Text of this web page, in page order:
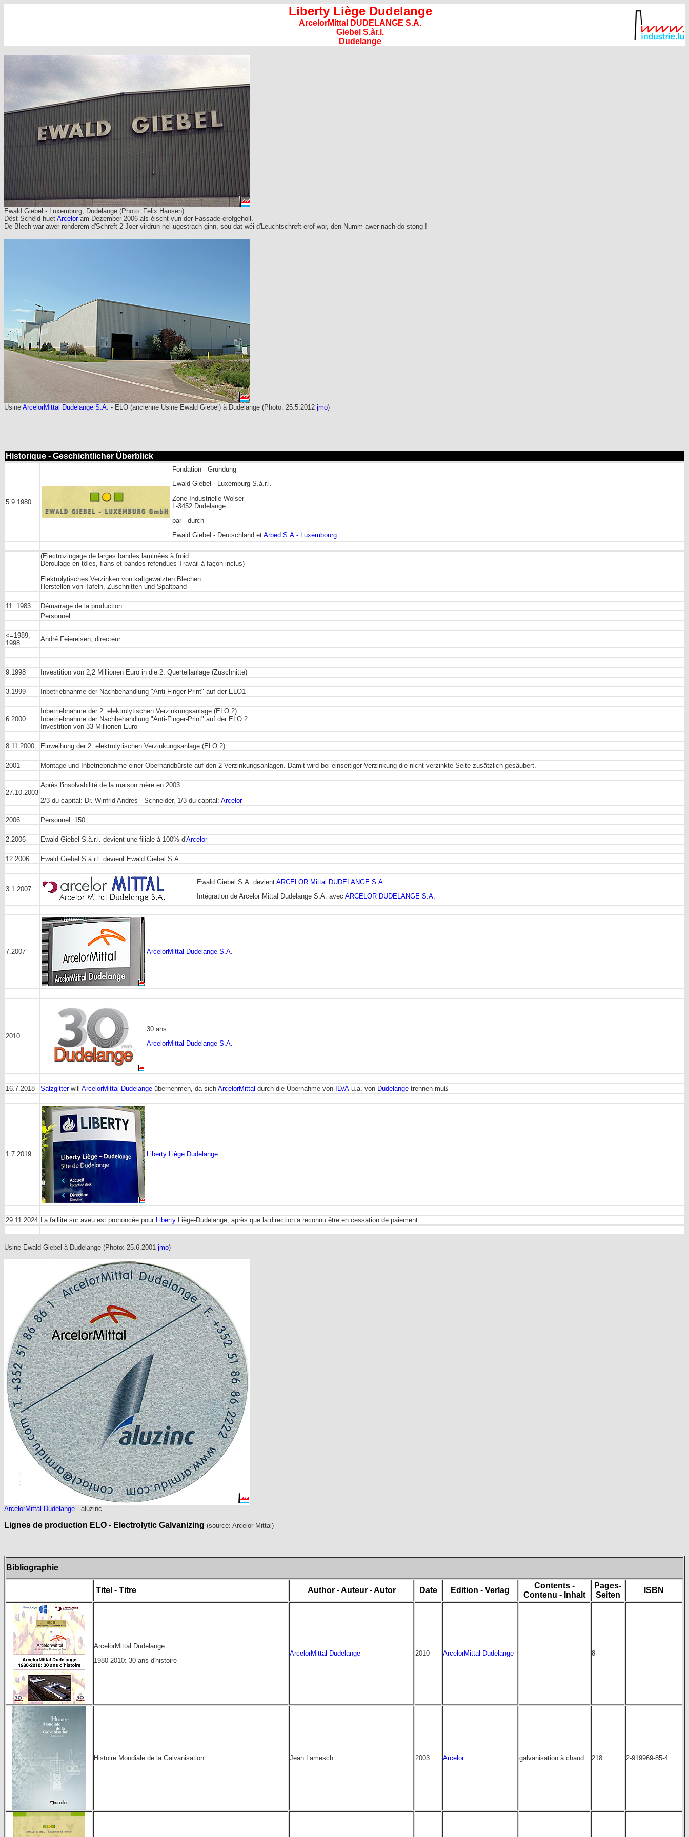
Liberty Liège Dudelange
ArcelorMittal DUDELANGE S.A.
Giebel S.àr.l.
Dudelange
Ewald Giebel - Luxemburg, Dudelange (Photo: Felix Hansen)
Dëst Schëld huet Arceloram Dezember 2006 als éischt vun der Fassade erofgeholl.
De Blech war awer ronderëm d'Schrëft 2 Joer virdrun nei ugestrach ginn, sou dat wéi d'Leuchtschrëft erof war, den Numm awer nach do stong !
Usine ArcelorMittal Dudelange S.A. - ELO (ancienne Usine Ewald Giebel) à Dudelange (Photo: 25.5.2012 jmo)
Historique - Geschichtlicher Überblick
5.9.1980
Fondation - Gründung
Ewald Giebel - Luxemburg S.à.r.l.
Zone Industrielle Wolser
L-3452 Dudelange
par - durch
Ewald Giebel - Deutschland et Arbed S.A.- Luxembourg
(Electrozingage de larges bandes laminées à froid
Déroulage en tôles, flans et bandes refendues Travail à façon inclus)
Elektrolytisches Verzinken von kaltgewalzten Blechen
Herstellen von Tafeln, Zuschnitten und Spaltband
11. 1983
Démarrage de la production
Personnel:
<=1989,
1998
André Feiereisen, directeur
9.1998 Investition von 2,2 Millionen Euro in die 2. Querteilanlage (Zuschnitte)
3.1999 Inbetriebnahme der Nachbehandlung "Anti-Finger-Print" auf der ELO1
6.2000
Inbetriebnahme der 2. elektrolytischen Verzinkungsanlage (ELO 2)
Inbetriebnahme der Nachbehandlung "Anti-Finger-Print" auf der ELO 2
Investition von 33 Millionen Euro
8.11.2000 Einweihung der 2. elektrolytischen Verzinkungsanlage (ELO 2)
2001 Montage und Inbetriebnahme einer Oberhandbürste auf den 2 Verzinkungsanlagen. Damit wird bei einseitiger Verzinkung die nicht verzinkte Seite zusätzlich gesäubert.
27.10.2003
Après l'insolvabilité de la maison mère en 2003
2/3 du capital: Dr. Winfrid Andres - Schneider, 1/3 du capital: Arcelor
2006 Personnel: 150
2.2006 Ewald Giebel S.à.r.l. devient une filiale à 100% d'Arcelor
12.2006 Ewald Giebel S.à.r.l. devient Ewald Giebel S.A.
3.1.2007
Ewald Giebel S.A. devient ARCELOR Mittal DUDELANGE S.A.
Intégration de Arcelor Mittal Dudelange S.A. avec ARCELOR DUDELANGE S.A.
7.2007 ArcelorMittal Dudelange S.A.
2010
30 ans
ArcelorMittal Dudelange S.A.
16.7.2018 Salzgitterwill ArcelorMittal Dudelange übernehmen, da sich ArcelorMittal durch die Übernahme von ILVA u.a. von Dudelange trennen muß
1.7.2019 Liberty Liège Dudelange
29.11.2024 La faillite sur aveu est prononcée pour Liberty Liège-Dudelange, après que la direction a reconnu être en cessation de paiement
Usine Ewald Giebel à Dudelange (Photo: 25.6.2001 jmo)
ArcelorMittal Dudelange - aluzinc
Lignes de production ELO - Electrolytic Galvanizing (source: Arcelor Mittal)
Bibliographie
Titel - Titre Author - Auteur - Autor Date Edition - Verlag
Contents -
Contenu - Inhalt
Pages-
Seiten
ISBN
ArcelorMittal Dudelange
1980-2010: 30 ans d'histoire
ArcelorMittal Dudelange 2010 ArcelorMittal Dudelange 8
Histoire Mondiale de la Galvanisation Jean Lamesch 2003 Arcelor galvanisation à chaud 218 2-919969-85-4